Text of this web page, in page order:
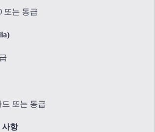
또는 동급
드 또는 동급
사항